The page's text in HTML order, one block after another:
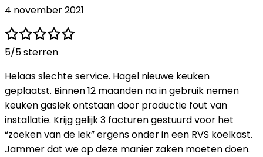
4 november 2021
5/5 sterren
Helaas slechte service. Hagel nieuwe keuken
geplaatst. Binnen 12 maanden na in gebruik nemen
keuken gaslek ontstaan door productie fout van
installatie. Krijg gelijk 3 facturen gestuurd voor het
“zoeken van de lek” ergens onder in een RVS koelkast.
Jammer dat we op deze manier zaken moeten doen.